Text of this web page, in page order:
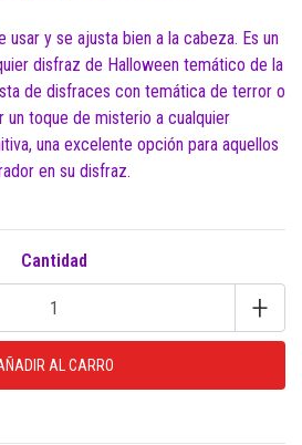
usar y se ajusta bien a la cabeza. Es un
disfraz de Halloween temático de la
de disfraces con temática de terror o
un toque de misterio a cualquier
una excelente opción para aquellos
en su disfraz.
Cantidad
+